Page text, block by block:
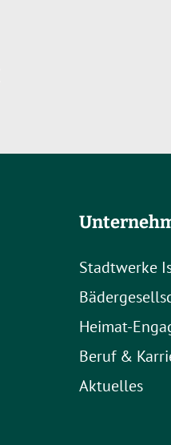
Stadtwerke
Heimat-
Beruf &
Aktuelles